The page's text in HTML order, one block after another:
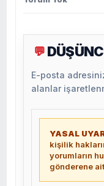
💬
E-posta
alanlar
YASAL
kişilik
yorumların
gönderene